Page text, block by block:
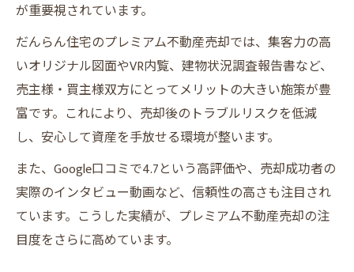
が重要視されています。
だんらん住宅のプレミアム不動産売却では、集客力の高
いオリジナル図面やVR内覧、建物状況調査報告書など、
売主様・買主様双方にとってメリットの大きい施策が豊
富です。これにより、売却後のトラブルリスクを低減
し、安心して資産を手放せる環境が整います。
また、Google口コミで4.7という高評価や、売却成功者の
実際のインタビュー動画など、信頼性の高さも注目され
ています。こうした実績が、プレミアム不動産売却の注
目度をさらに高めています。